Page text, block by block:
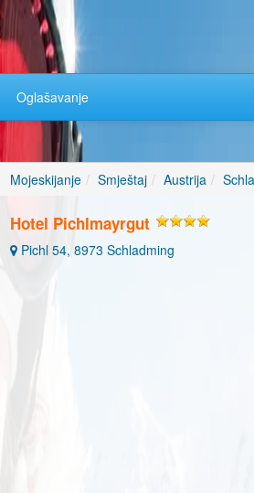
Oglašavanje
Mojeskijanje Smještaj Austrija
Hotel Pichlmayrgut
Pichl 54, 8973 Schladming